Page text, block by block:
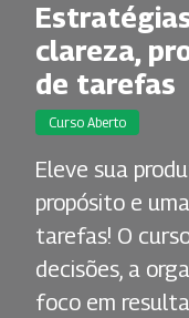
clareza,
de tarefas
Curso Aberto
Eleve sua
propósito e
tarefas! O
decisões, a
foco em